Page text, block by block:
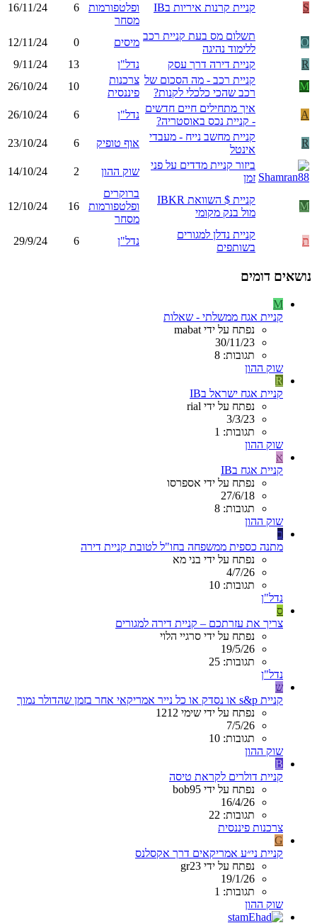
S קניית קרנות איריות בIB
ופלטפורמות
מסחר
6
16/11/24
O
תשלום מס בעת קניית רכב
ללימוד נהיגה
מיסים 0
12/11/24
R
קניית דירה דרך עסק נדל"ן 13
9/11/24
M
קניית רכב - מה הסכום של
רכב שהכי כלכלי לקנות?
צרכנות
פיננסית
10
26/10/24
A
איך מתחילים חיים חדשים
- קניית נכס באוסטריה?
נדל"ן 6
26/10/24
R
קניית מחשב נייח - מעבדי
אינטל
אוף טופיק 6
23/10/24
ביזור קניית מדדים על פני
זמן
שוק ההון 2
14/10/24
M
קניית $ השוואת IBKR
מול בנק מקומי
ברוקרים
ופלטפורמות
מסחר
16
12/10/24
ת
קניית נדלן למגורים
בשותפים
נדל"ן 6
29/9/24
נושאים דומים
M
קניית אגח ממשלתי - שאלות
נפתח על ידי mabat
30/11/23
תגובות: 8
שוק ההון
R
קניית אגח ישראל בIB
נפתח על ידי rial
3/3/23
תגובות: 1
שוק ההון
א
קניית אגח בIB
נפתח על ידי אספרסו
27/6/18
תגובות: 8
שוק ההון
ב
מתנה כספית ממשפחה בחו"ל לטובת קניית דירה
נפתח על ידי בני מא
4/7/26
תגובות: 10
נדל"ן
ס
צריך את עזרתכם – קניית דירה למגורים
נפתח על ידי סרגיי הלוי
19/5/26
תגובות: 25
נדל"ן
ש
קניית s&p או נסדק או כל נייר אמריקאי אחר בזמן שהדולר נמוך
נפתח על ידי שימי 1212
7/5/26
תגובות: 10
שוק ההון
B
קניית דולרים לקראת טיסה
נפתח על ידי bob95
16/4/26
תגובות: 22
צרכנות פיננסית
G
קניית ני״ע אמריקאים דרך אקסלנס
נפתח על ידי gr23
19/1/26
תגובות: 1
שוק ההון